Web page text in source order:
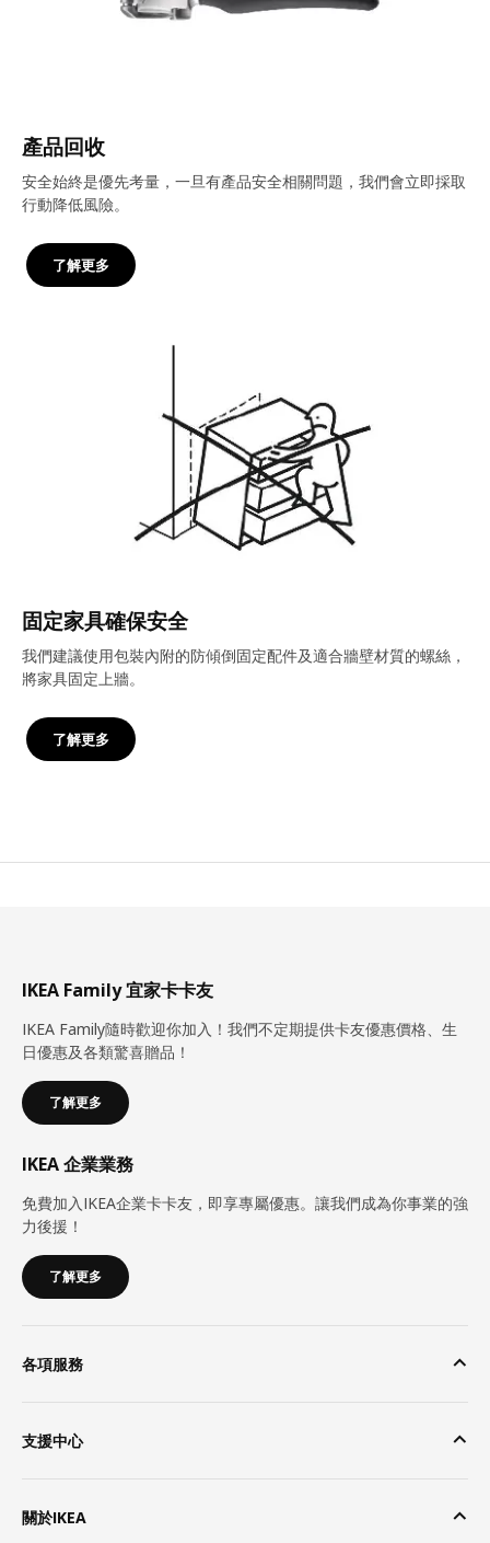
產品回收
安全始終是優先考量，一旦有產品安全相關問題，我們會立即採取
行動降低風險。
了解更多
固定家具確保安全
我們建議使用包裝內附的防傾倒固定配件及適合牆壁材質的螺絲，
將家具固定上牆。
了解更多
IKEA Family 宜家卡卡友
IKEA Family隨時歡迎你加入！我們不定期提供卡友優惠價格、生
日優惠及各類驚喜贈品！
了解更多
IKEA 企業業務
免費加入IKEA企業卡卡友，即享專屬優惠。讓我們成為你事業的強
力後援！
了解更多
各項服務
支援中心
關於IKEA